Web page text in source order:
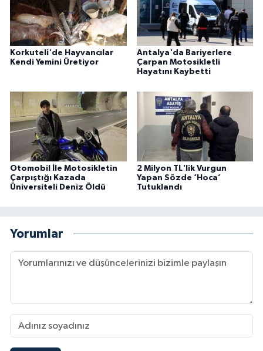
Korkuteli'de Hayvancılar
Kendi Yemini Üretiyor
Antalya'da Bariyerlere
Çarpan Motosikletli
Hayatını Kaybetti
Otomobil İle Motosikletin
Çarpıştığı Kazada
Üniversiteli Deniz Öldü
2 Milyon TL'lik Vurgun
Yapan Sözde ‘Hoca’
Tutuklandı
Yorumlar